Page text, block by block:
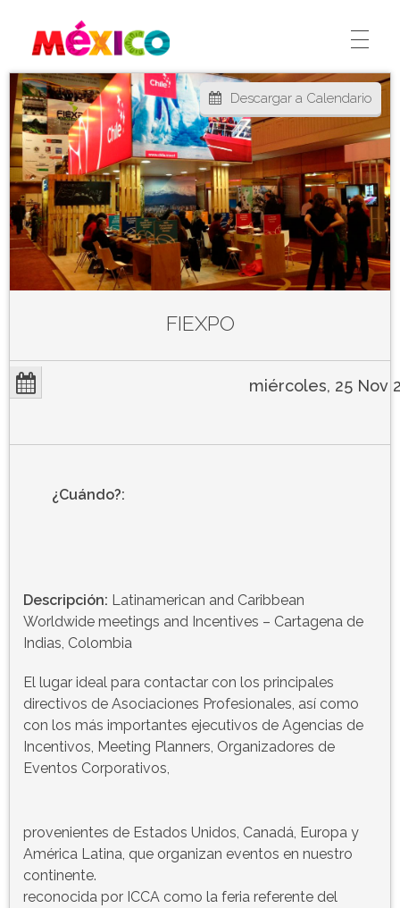
México Ferias
CREA
Descargar a Calendario
FIEXPO
miércoles, 25 Nov
¿Cuándo?:
Descripción: Latinamerican and Caribbean
Worldwide meetings and Incentives – Cartagena de
Indias, Colombia
El lugar ideal para contactar con los principales
directivos de Asociaciones Profesionales, así como
con los más importantes ejecutivos de Agencias de
Incentivos, Meeting Planners, Organizadores de
Eventos Corporativos,
provenientes de Estados Unidos, Canadá, Europa y
América Latina, que organizan eventos en nuestro
continente.
reconocida por ICCA como la feria referente del